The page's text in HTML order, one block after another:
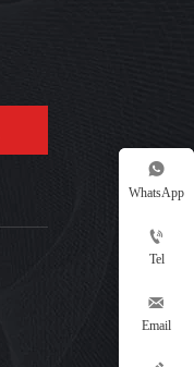

WhatsApp

Tel

Email